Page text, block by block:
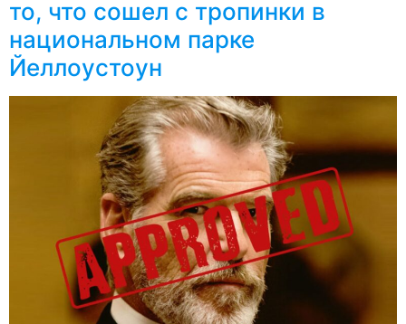
то, что сошел с тропинки в
национальном парке
Йеллоустоун